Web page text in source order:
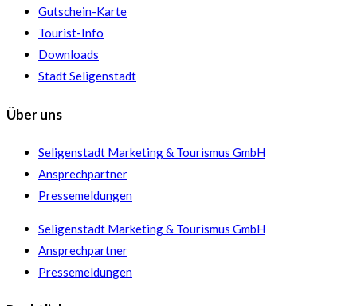
Gutschein-Karte
Tourist-Info
Downloads
Stadt Seligenstadt
Über uns
Seligenstadt Marketing & Tourismus GmbH
Ansprechpartner
Pressemeldungen
Seligenstadt Marketing & Tourismus GmbH
Ansprechpartner
Pressemeldungen